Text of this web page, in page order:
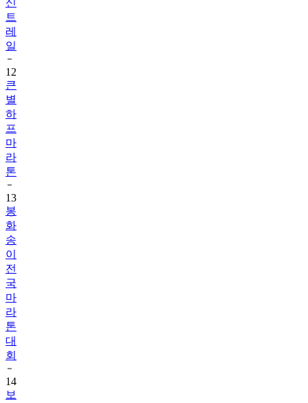
레
일
12
큰
별
하
프
마
라
톤
13
봉
화
송
이
전
국
마
라
톤
대
회
14
보
령
머